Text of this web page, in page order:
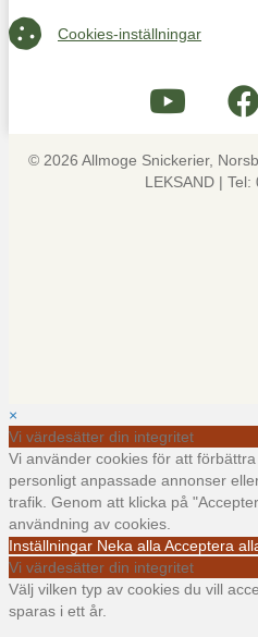
Cookies-inställningar
Cookies-inställningar
© 2026 Allmoge Snickerier,
LEKSAND |
×
Vi värdesätter din integritet
Vi använder cookies för att
personligt anpassade annonser
trafik. Genom att klicka på
användning av cookies.
Inställningar Neka alla Acceptera
Vi värdesätter din integritet
Välj vilken typ av cookies du vill
sparas i ett år.